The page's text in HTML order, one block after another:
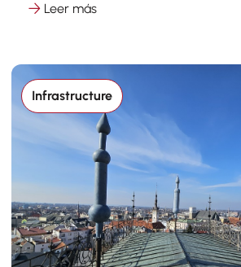
Leer más
Infrastructure